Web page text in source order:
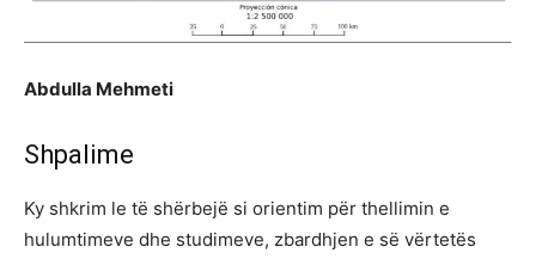
Abdulla Mehmeti
Shpalime
Ky shkrim le të shërbejë si orientim për thellimin e
hulumtimeve dhe studimeve, zbardhjen e së vërtetës